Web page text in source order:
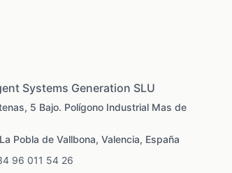
Systems Generation SLU
5 Bajo. Polígono Industrial Mas de
Pobla de Vallbona, Valencia, España
96 011 54 26